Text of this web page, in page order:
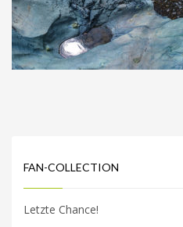
FAN-COLLECTION
Letzte Chance!